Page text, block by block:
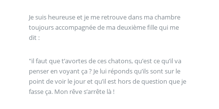
Je suis heureuse et je me retrouve dans ma chambre
toujours accompagnée de ma deuxième fille qui me
dit :
"il faut que t’avortes de ces chatons, qu’est ce qu’il va
penser en voyant ça ? Je lui réponds qu’ils sont sur le
point de voir le jour et qu’il est hors de question que je
fasse ça. Mon rêve s’arrête là !